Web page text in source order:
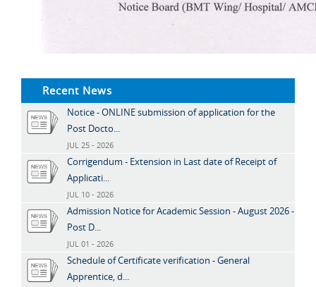
Recent News
Notice - ONLINE submission of application for the
Post Docto...
JUL 25 - 2026
Corrigendum - Extension in Last date of Receipt of
Applicati...
JUL 10 - 2026
Admission Notice for Academic Session - August 2026 -
Post D...
JUL 01 - 2026
Schedule of Certificate verification - General
Apprentice, d...